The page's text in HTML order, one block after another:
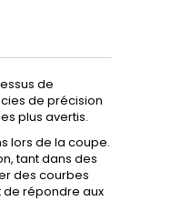
de
de précision
plus avertis.
lors de la coupe.
tant dans des
des courbes
de répondre aux